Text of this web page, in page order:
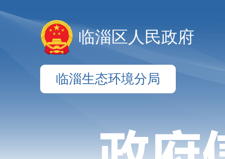
临淄区人民政府
临淄生态环境分局